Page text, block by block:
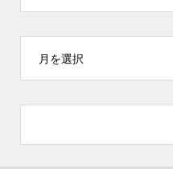
月を選択